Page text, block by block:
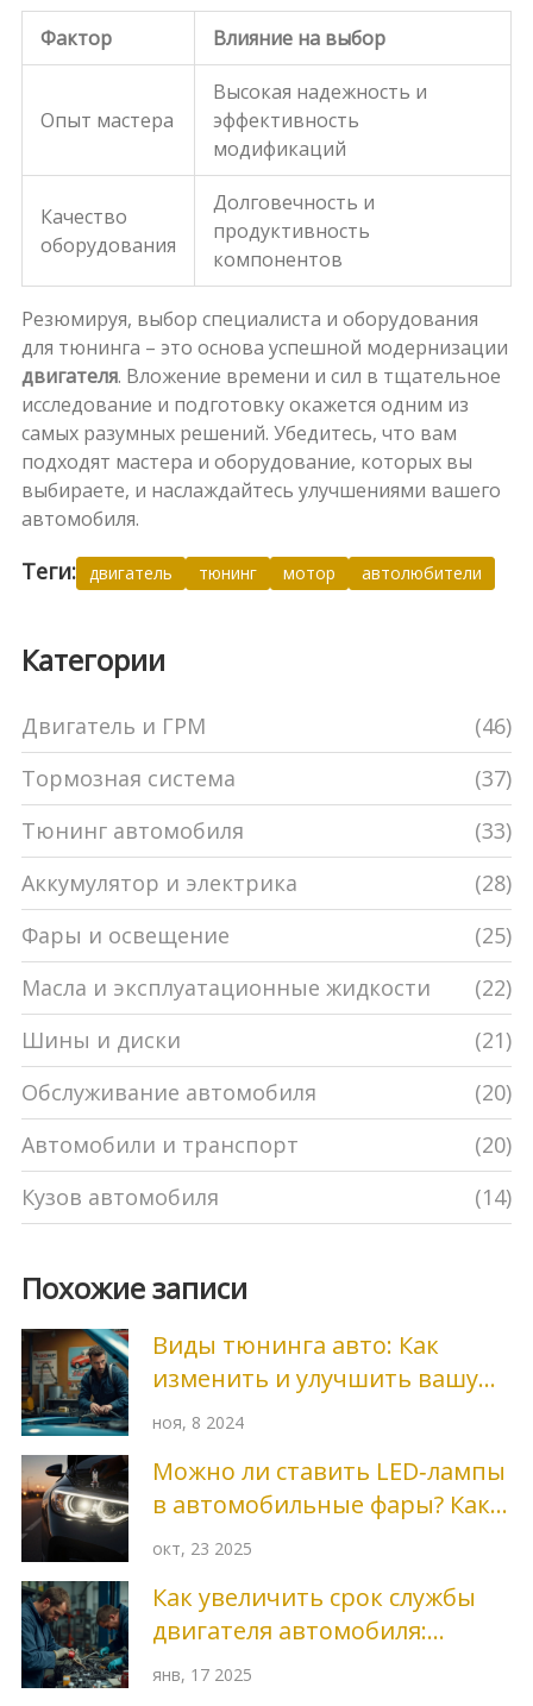
Фактор Влияние на выбор
Опыт мастера
Высокая надежность и
эффективность
модификаций
Качество
оборудования
Долговечность и
продуктивность
компонентов
Резюмируя, выбор специалиста и оборудования
для тюнинга – это основа успешной модернизации
двигателя. Вложение времени и сил в тщательное
исследование и подготовку окажется одним из
самых разумных решений. Убедитесь, что вам
подходят мастера и оборудование, которых вы
выбираете, и наслаждайтесь улучшениями вашего
автомобиля.
Теги: двигатель тюнинг мотор автолюбители
Категории
Двигатель и ГРМ
(46)
Тормозная система
(37)
Тюнинг автомобиля
(33)
Аккумулятор и электрика
(28)
Фары и освещение
(25)
Масла и эксплуатационные жидкости
(22)
Шины и диски
(21)
Обслуживание автомобиля
(20)
Автомобили и транспорт
(20)
Кузов автомобиля
(14)
Похожие записи
Виды тюнинга авто: Как
изменить и улучшить вашу
машину
ноя, 8 2024
Можно ли ставить LED‑лампы
в автомобильные фары? Как
проверить совместимость
окт, 23 2025
Как увеличить срок службы
двигателя автомобиля:
практические советы
янв, 17 2025